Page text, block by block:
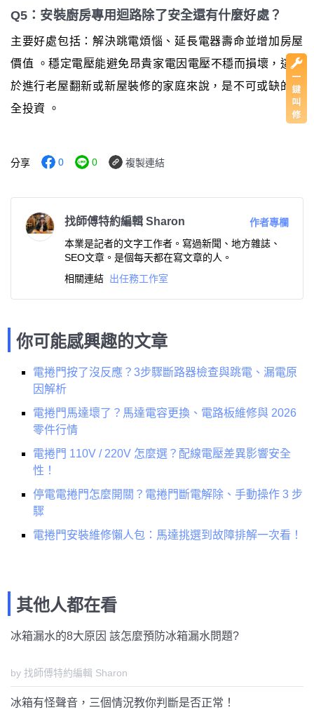
Q5：安裝廚房專用迴路除了安全還有什麼好處？
主要好處包括：解決跳電煩惱、延長電器壽命並增加房屋
價值 。穩定電壓能避免昂貴家電因電壓不穩而損壞，這對
於進行老屋翻新或新屋裝修的家庭來說，是不可或缺的安
全投資 。
分享 0 0 複製連結
找師傅特約編輯 Sharon
作者專欄
本業是記者的文字工作者。寫過新聞、地方雜誌、
SEO文章。是個每天都在寫文章的人。
相關連結 出任務工作室
你可能感興趣的文章
電捲門按了沒反應？3步驟斷路器檢查與跳電、漏電原
因解析
電捲門馬達壞了？馬達電容更換、電路板維修與 2026
零件行情
電捲門 110V / 220V 怎麼選？配線電壓差異影響安全
性！
停電電捲門怎麼開關？電捲門斷電解除、手動操作 3 步
驟
電捲門安裝維修懶人包：馬達挑選到故障排解一次看！
其他人都在看
冰箱漏水的8大原因 該怎麼預防冰箱漏水問題?
by 找師傅特約編輯 Sharon
冰箱有怪聲音，三個情況教你判斷是否正常！